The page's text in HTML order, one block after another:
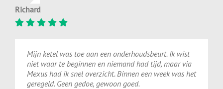
Richard
Mijn ketel was toe aan een onderhoudsbeurt. Ik wist
niet waar te beginnen en niemand had tijd, maar via
Mexus had ik snel overzicht. Binnen een week was het
geregeld. Geen gedoe, gewoon goed.